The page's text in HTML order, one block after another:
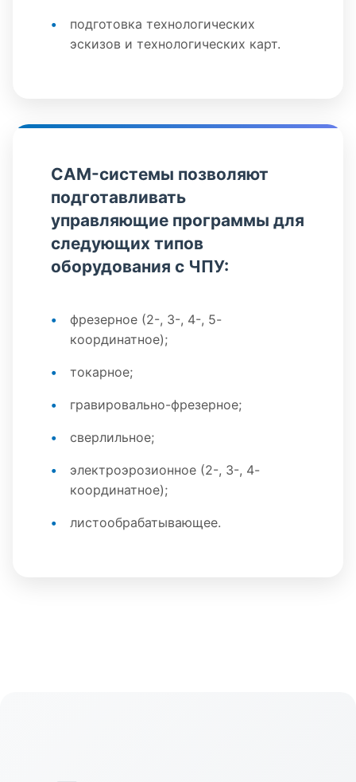
подготовка технологических
эскизов и технологических карт.
CAM-системы позволяют
подготавливать
управляющие программы для
следующих типов
оборудования с ЧПУ:
фрезерное (2-, 3-, 4-, 5-
координатное);
токарное;
гравировально-фрезерное;
сверлильное;
электроэрозионное (2-, 3-, 4-
координатное);
листообрабатывающее.